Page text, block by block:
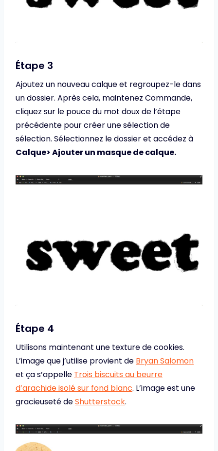
Étape 3
Ajoutez un nouveau calque et regroupez-le dans
un dossier. Après cela, maintenez Commande,
cliquez sur le pouce du mot doux de l’étape
précédente pour créer une sélection de
sélection. Sélectionnez le dossier et accédez à
Calque> Ajouter un masque de calque.
Étape 4
Utilisons maintenant une texture de cookies.
L’image que j’utilise provient de Bryan Salomon
et ça s’appelle Trois biscuits au beurre
d’arachide isolé sur fond blanc. L’image est une
gracieuseté deShutterstock.